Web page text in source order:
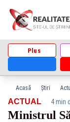
Plus
Acasă Știri
ACTUAL· 4 min
Ministrul